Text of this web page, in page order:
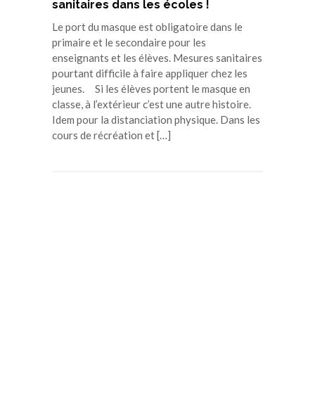
sanitaires dans les écoles !
Le port du masque est obligatoire dans le
primaire et le secondaire pour les
enseignants et les élèves. Mesures sanitaires
pourtant difficile à faire appliquer chez les
jeunes. Si les élèves portent le masque en
classe, à l’extérieur c’est une autre histoire.
Idem pour la distanciation physique. Dans les
cours de récréation et […]